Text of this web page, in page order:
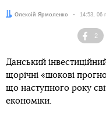
Автор:
Олексій Ярмоленко Дата:
14:53, 06
2
Данський
щорічні «шокові
що наступного року
економіки.